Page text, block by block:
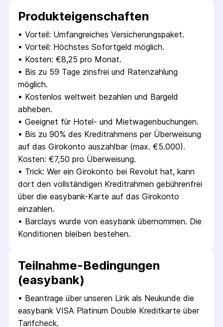
Produkt­eigenschaften
• Vorteil: Umfangreiches Versicherungspaket.
• Vorteil: Höchstes Sofortgeld möglich.
• Kosten: €8,25 pro Monat.
• Bis zu 59 Tage zinsfrei und Ratenzahlung
möglich.
• Kostenlos weltweit bezahlen und Bargeld
abheben.
• Geeignet für Hotel- und Mietwagenbuchungen.
• Bis zu 90% des Kreditrahmens per Überweisung
auf das Girokonto auszahlbar (max. €5.000).
Kosten: €7,50 pro Überweisung.
• Trick: Wer ein Girokonto bei Revolut hat, kann
dort den vollständigen Kreditrahmen gebührenfrei
über die easybank-Karte auf das Girokonto
einzahlen.
• Barclays wurde von easybank übernommen. Die
Konditionen bleiben bestehen.
Teilnahme-Bedingungen
(easybank)
• Beantrage über unseren Link als Neukunde die
easybank VISA Platinum Double Kreditkarte über
Tarifcheck.